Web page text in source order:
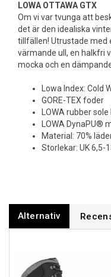
LOWA OTTAWA GTX
Om vi var tvunga att
det är den idealiska
tillfällen! Utrustade med
värmande ull, en halkfri
mocka och en
Lowa Index: Cold
GORE-TEX foder
LOWA rubber
LOWA DynaPU®
Material: 70%
Storlekar: UK 6,5-
Alternativ